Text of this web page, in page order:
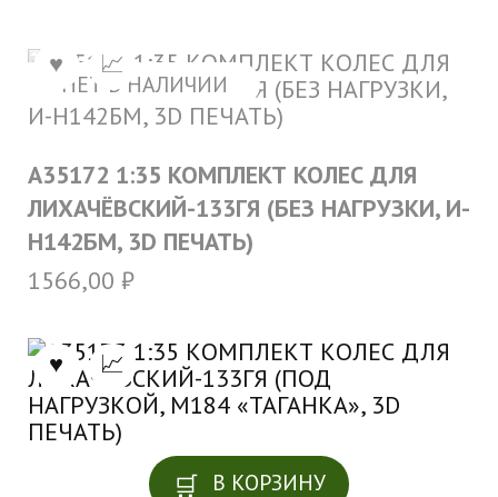
НЕТ В НАЛИЧИИ
A35172 1:35 КОМПЛЕКТ КОЛЕС ДЛЯ
ЛИХАЧЁВСКИЙ-133ГЯ (БЕЗ НАГРУЗКИ, И-
Н142БМ, 3D ПЕЧАТЬ)
1566,00 ₽
В КОРЗИНУ